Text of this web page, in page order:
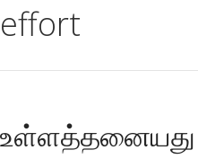
effort
உள்ளத்தனையது